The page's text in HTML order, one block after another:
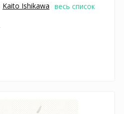
Kaito Ishikawa весь список